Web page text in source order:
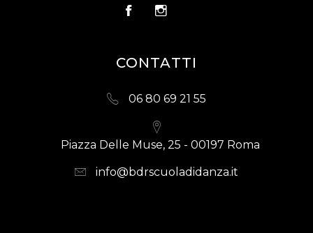
CONTATTI
06 80 69 21 55
Piazza Delle Muse, 25 - 00197 Roma
info@bdrscuoladidanza.it